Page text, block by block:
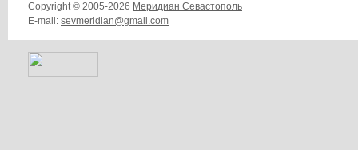
Copyright © 2005-2026 Меридиан Севастополь
E-mail: sevmeridian@gmail.com